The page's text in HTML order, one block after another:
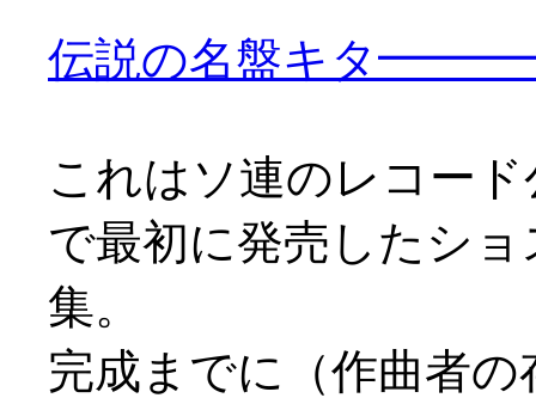
伝説の名盤キタ
これはソ連のレコー
で最初に発売したシ
集。
完成までに（作曲者